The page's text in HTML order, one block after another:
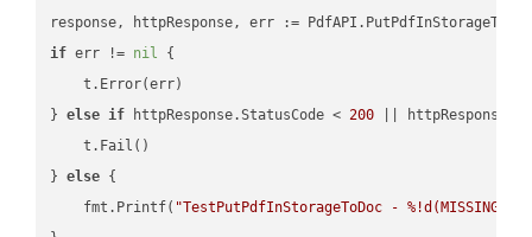
if err != nil {
    t.Error(err)
} else if httpResponse.StatusCode < 200 ||
    t.Fail()
} else {
    fmt.Printf(
"TestPutPdfInStorageToDoc - %!d(MISSING)\n"